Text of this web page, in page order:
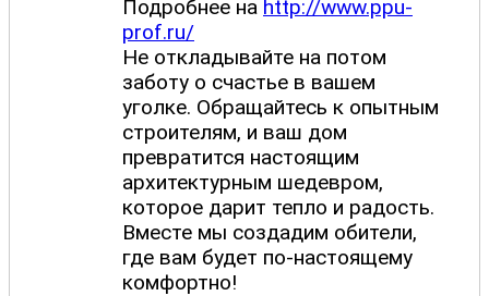
Подробнее на http://www.ppu-
prof.ru/
Не откладывайте на потом
заботу о счастье в вашем
уголке. Обращайтесь к опытным
строителям, и ваш дом
превратится настоящим
архитектурным шедевром,
которое дарит тепло и радость.
Вместе мы создадим обители,
где вам будет по-настоящему
комфортно!